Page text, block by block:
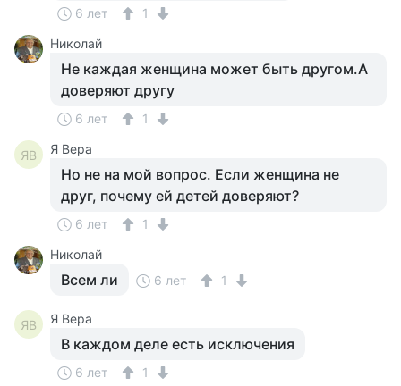
6 лет
1
Николай
Не каждая женщина может быть другом.А
доверяют другу
6 лет 1
ЯВ Я Вера
Но не на мой вопрос. Если женщина не
друг, почему ей детей доверяют?
6 лет
1
Николай
Всем ли 6 лет 1
ЯВ Я Вера
В каждом деле есть исключения
6 лет
1